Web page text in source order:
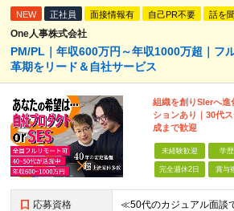
NEW 正社員 面接情報有 自己PR不要 話を
One人事株式会社
PM/PL｜年収600万円～年収1000万超｜フ
革期をリード＆自社サービス
組織を創りSIerへ
ションあり｜30代
成まで歓迎
未経験歓迎 学
完全週休2日 賞与
応募資格